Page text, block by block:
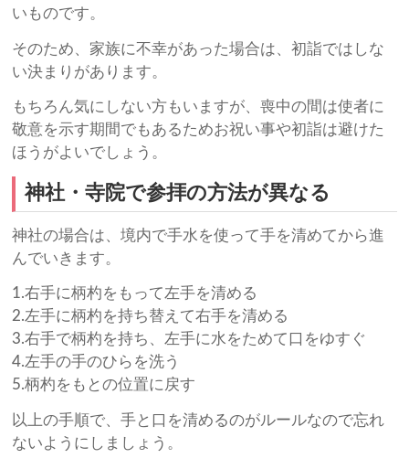
いものです。
そのため、家族に不幸があった場合は、初詣ではしな
い決まりがあります。
もちろん気にしない方もいますが、喪中の間は使者に
敬意を示す期間でもあるためお祝い事や初詣は避けた
ほうがよいでしょう。
神社・寺院で参拝の方法が異なる
神社の場合は、境内で手水を使って手を清めてから進
んでいきます。
1.右手に柄杓をもって左手を清める
2.左手に柄杓を持ち替えて右手を清める
3.右手で柄杓を持ち、左手に水をためて口をゆすぐ
4.左手の手のひらを洗う
5.柄杓をもとの位置に戻す
以上の手順で、手と口を清めるのがルールなので忘れ
ないようにしましょう。